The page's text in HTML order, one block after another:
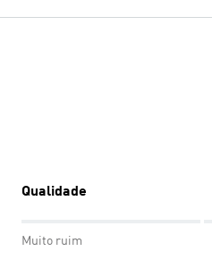
Qualidade
Muito ruim